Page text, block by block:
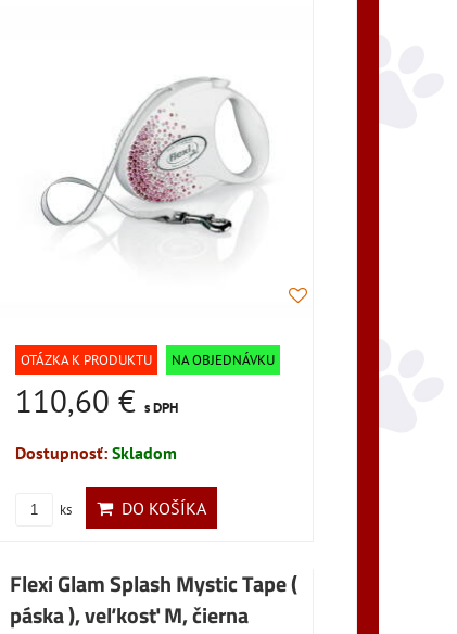
OTÁZKA K PRODUKTU NA OBJEDNÁVKU
110,60 €s DPH
Dostupnosť:Skladom
ks DO KOŠÍKA
Flexi Glam Splash Mystic Tape (
páska ), veľkosť M, čierna